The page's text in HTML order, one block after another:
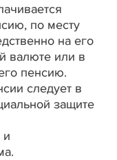
по месту
на его
валюте или в
пенсию.
следует в
защите
и